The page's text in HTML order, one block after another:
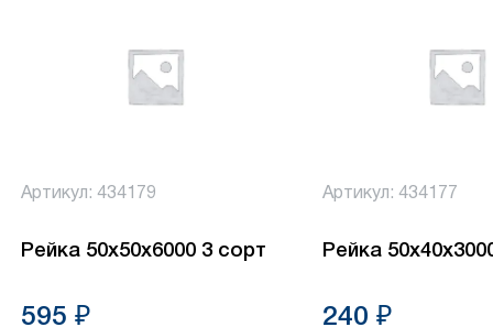
Артикул: 434179
Рейка 50х50х6000 3 сорт
595 ₽
Артикул: 434177
Рейка
240 ₽